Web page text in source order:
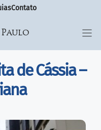
Contato
de Cássia –